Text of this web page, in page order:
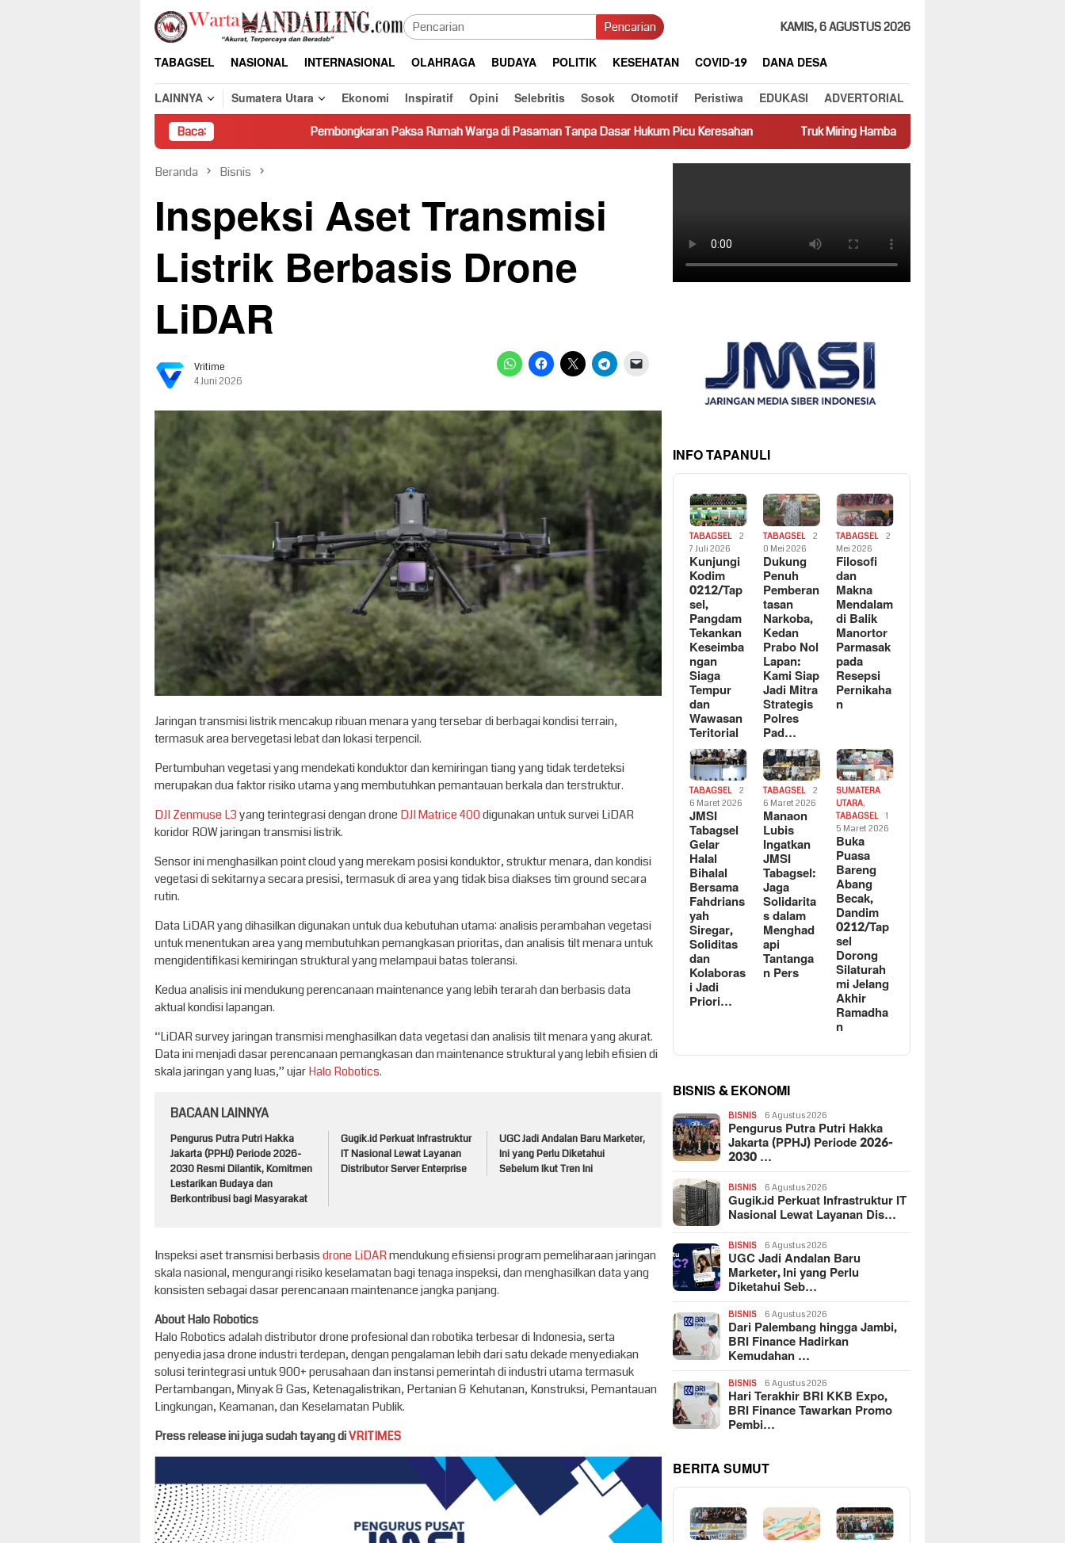
Loncat
konten
Pencarian KAMIS, 6 AGUSTUS 2026
TABAGSEL NASIONAL INTERNASIONAL OLAHRAGA BUDAYA POLITIK KESEHATAN COVID-19
DANA DESA
LAINNYA
Sumatera Utara Ekonomi Inspiratif Opini Selebritis Sosok Otomotif Peristiwa EDUKASI ADVERTORIAL
Baca: Pembongkaran Paksa Rumah Warga di Pasaman Tanpa Dasar Hukum Picu Keresahan Truk Miring Hambat Arus Lalu Lintas di Jalan Panti–Simpang Empat
Beranda Bisnis
Inspeksi Aset Transmisi
Listrik Berbasis Drone
LiDAR
Vritime
4 Juni 2026
Jaringan transmisi listrik mencakup ribuan menara yang tersebar di berbagai kondisi terrain,
termasuk area bervegetasi lebat dan lokasi terpencil.
Pertumbuhan vegetasi yang mendekati konduktor dan kemiringan tiang yang tidak terdeteksi
merupakan dua faktor risiko utama yang membutuhkan pemantauan berkala dan terstruktur.
DJI Zenmuse L3yang terintegrasi dengan drone DJI Matrice 400digunakan untuk survei LiDAR
koridor ROW jaringan transmisi listrik.
Sensor ini menghasilkan point cloud yang merekam posisi konduktor, struktur menara, dan kondisi
vegetasi di sekitarnya secara presisi, termasuk di area yang tidak bisa diakses tim ground secara
rutin.
Data LiDAR yang dihasilkan digunakan untuk dua kebutuhan utama: analisis perambahan vegetasi
untuk menentukan area yang membutuhkan pemangkasan prioritas, dan analisis tilt menara untuk
mengidentifikasi kemiringan struktural yang melampaui batas toleransi.
Kedua analisis ini mendukung perencanaan maintenance yang lebih terarah dan berbasis data
aktual kondisi lapangan.
“LiDAR survey jaringan transmisi menghasilkan data vegetasi dan analisis tilt menara yang akurat.
Data ini menjadi dasar perencanaan pemangkasan dan maintenance struktural yang lebih efisien di
skala jaringan yang luas,” ujarHalo Robotics.
BACAAN LAINNYA
Pengurus Putra Putri Hakka
Jakarta (PPHJ) Periode 2026-
2030 Resmi Dilantik, Komitmen
Lestarikan Budaya dan
Berkontribusi bagi Masyarakat
Gugik.id Perkuat Infrastruktur
IT Nasional Lewat Layanan
Distributor Server Enterprise
UGC Jadi Andalan Baru Marketer,
Ini yang Perlu Diketahui
Sebelum Ikut Tren Ini
Inspeksi aset transmisi berbasisdrone LiDARmendukung efisiensi program pemeliharaan jaringan
skala nasional, mengurangi risiko keselamatan bagi tenaga inspeksi, dan menghasilkan data yang
konsisten sebagai dasar perencanaan maintenance jangka panjang.
About Halo Robotics
Halo Robotics adalah distributor drone profesional dan robotika terbesar di Indonesia, serta
penyedia jasa drone industri terdepan, dengan pengalaman lebih dari satu dekade menyediakan
solusi terintegrasi untuk 900+ perusahaan dan instansi pemerintah di industri utama termasuk
Pertambangan, Minyak & Gas, Ketenagalistrikan, Pertanian & Kehutanan, Konstruksi, Pemantauan
Lingkungan, Keamanan, dan Keselamatan Publik.
Press release ini juga sudah tayang diVRITIMES
INFO TAPANULI
TABAGSEL
2
7 Juli 2026
Kunjungi
Kodim
0212/Tap
sel,
Pangdam
Tekankan
Keseimba
ngan
Siaga
Tempur
dan
Wawasan
Teritorial
TABAGSEL
2
0 Mei 2026
Dukung
Penuh
Pemberan
tasan
Narkoba,
Kedan
Prabo Nol
Lapan:
Kami Siap
Jadi Mitra
Strategis
Polres
Pad…
TABAGSEL
2
Mei 2026
Filosofi
dan
Makna
Mendalam
di Balik
Manortor
Parmasak
pada
Resepsi
Pernikaha
n
TABAGSEL
2
6 Maret 2026
JMSI
Tabagsel
Gelar
Halal
Bihalal
Bersama
Fahdrians
yah
Siregar,
Soliditas
dan
Kolaboras
i Jadi
Priori…
TABAGSEL
2
6 Maret 2026
Manaon
Lubis
Ingatkan
JMSI
Tabagsel:
Jaga
Solidarita
s dalam
Menghad
api
Tantanga
n Pers
SUMATERA
UTARA,
TABAGSEL
1
5 Maret 2026
Buka
Puasa
Bareng
Abang
Becak,
Dandim
0212/Tap
sel
Dorong
Silaturah
mi Jelang
Akhir
Ramadha
n
BISNIS & EKONOMI
BISNIS 6 Agustus 2026
Pengurus Putra Putri Hakka
Jakarta (PPHJ) Periode 2026-
2030 …
BISNIS 6 Agustus 2026
Gugik.id Perkuat Infrastruktur IT
Nasional Lewat Layanan Dis…
BISNIS 6 Agustus 2026
UGC Jadi Andalan Baru
Marketer, Ini yang Perlu
Diketahui Seb…
BISNIS 6 Agustus 2026
Dari Palembang hingga Jambi,
BRI Finance Hadirkan
Kemudahan …
BISNIS 6 Agustus 2026
Hari Terakhir BRI KKB Expo,
BRI Finance Tawarkan Promo
Pembi…
BERITA SUMUT